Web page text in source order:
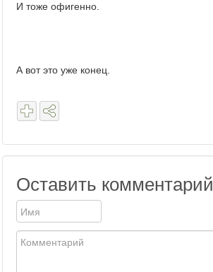
И тоже офигенно.
А вот это уже конец.
Оставить комментарий